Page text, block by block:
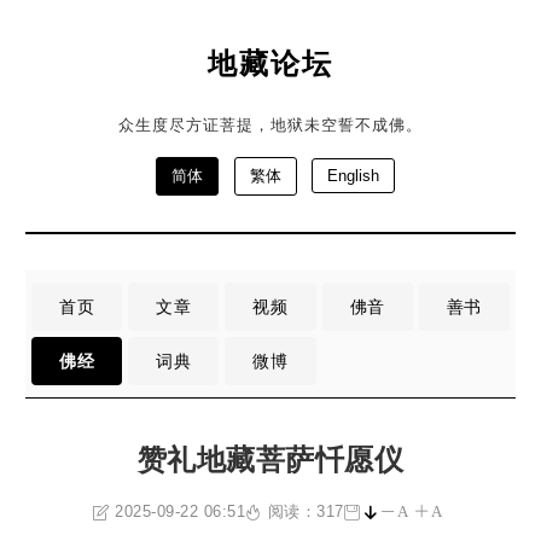
地藏论坛
众生度尽方证菩提，地狱未空誓不成佛。
简体 繁体 English
首页 文章 视频 佛音 善书
佛经 词典 微博
赞礼地藏菩萨忏愿仪
2025-09-22 06:51 阅读：317 A A